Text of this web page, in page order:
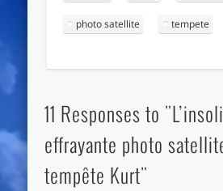
photo satellite tempete
11 Responses to
effrayante photo
tempête Kurt"